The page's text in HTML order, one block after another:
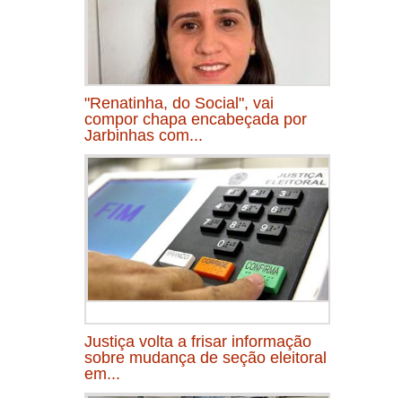
"Renatinha, do Social", vai
compor chapa encabeçada por
Jarbinhas com...
Justiça volta a frisar informação
sobre mudança de seção eleitoral
em...